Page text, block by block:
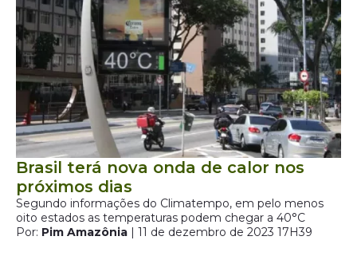
Brasil terá nova onda de calor nos
próximos dias
Segundo informações do Climatempo, em pelo menos
oito estados as temperaturas podem chegar a 40°C
Por: Pim Amazônia | 11 de dezembro de 2023 17H39